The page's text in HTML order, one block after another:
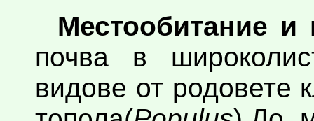
Местообитание и
почва в
видове от родовете